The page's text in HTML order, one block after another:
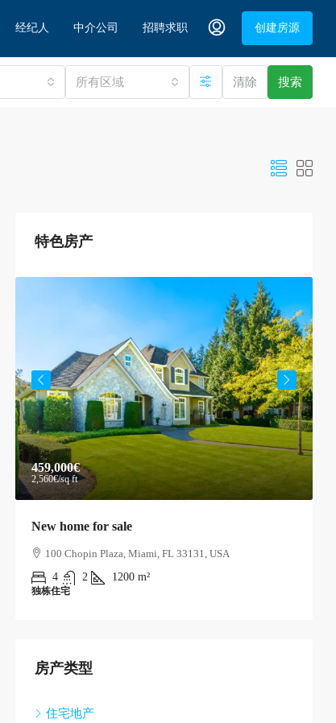
经纪人 中介公司 招聘求职 创建房源
所有区域 清除 搜索
特色房产
459,000€
2,560€/sq ft
New home for sale
100 Chopin Plaza, Miami, FL 33131, USA
4
2 1200 m²
独栋住宅
房产类型
住宅地产